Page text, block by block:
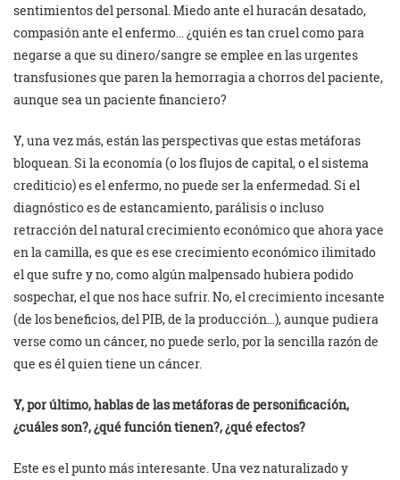
sentimientos del personal. Miedo ante el huracán desatado,
compasión ante el enfermo… ¿quién es tan cruel como para
negarse a que su dinero/sangre se emplee en las urgentes
transfusiones que paren la hemorragia a chorros del paciente,
aunque sea un paciente financiero?
Y, una vez más, están las perspectivas que estas metáforas
bloquean. Si la economía (o los flujos de capital, o el sistema
crediticio) es el enfermo, no puede ser la enfermedad. Si el
diagnóstico es de estancamiento, parálisis o incluso
retracción del natural crecimiento económico que ahora yace
en la camilla, es que es ese crecimiento económico ilimitado
el que sufre y no, como algún malpensado hubiera podido
sospechar, el que nos hace sufrir. No, el crecimiento incesante
(de los beneficios, del PIB, de la producción…), aunque pudiera
verse como un cáncer, no puede serlo, por la sencilla razón de
que es él quien tiene un cáncer.
Y, por último, hablas de las metáforas de personificación,
¿cuáles son?, ¿qué función tienen?, ¿qué efectos?
Este es el punto más interesante. Una vez naturalizado y